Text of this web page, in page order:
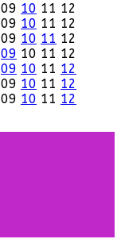
09 10 11 12
09 10 11 12
09 10 11 12
09 10 11 12
09 10 11 12
09 10 11 12
09 10 11 12